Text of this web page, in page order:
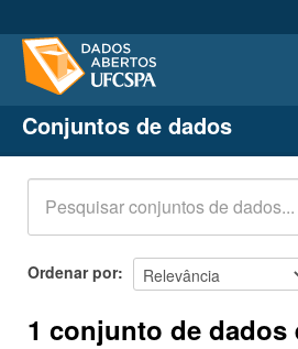
Conjuntos de dados
Organizações
Grupos
Sobre
Conjuntos de dados
Ordenar por
1 conjunto de dados